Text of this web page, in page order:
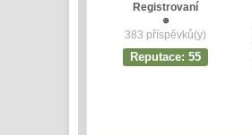
Registrovaní
383 příspěvků(y)
Reputace: 55